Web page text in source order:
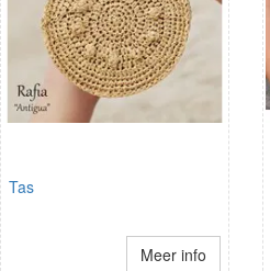
Tas
Meer info